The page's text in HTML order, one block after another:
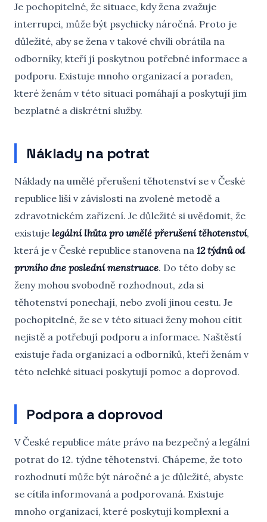
Je pochopitelné, že situace, kdy žena zvažuje
interrupci, může být psychicky náročná. Proto je
důležité, aby se žena v takové chvíli obrátila na
odborníky, kteří jí poskytnou potřebné informace a
podporu. Existuje mnoho organizací a poraden,
které ženám v této situaci pomáhají a poskytují jim
bezplatné a diskrétní služby.
Náklady na potrat
Náklady na umělé přerušení těhotenství se v České
republice liší v závislosti na zvolené metodě a
zdravotnickém zařízení. Je důležité si uvědomit, že
existuje legální lhůta pro umělé přerušení těhotenství,
která je v České republice stanovena na 12 týdnů od
prvního dne poslední menstruace. Do této doby se
ženy mohou svobodně rozhodnout, zda si
těhotenství ponechají, nebo zvolí jinou cestu. Je
pochopitelné, že se v této situaci ženy mohou cítit
nejistě a potřebují podporu a informace. Naštěstí
existuje řada organizací a odborníků, kteří ženám v
této nelehké situaci poskytují pomoc a doprovod.
Podpora a doprovod
V České republice máte právo na bezpečný a legální
potrat do 12. týdne těhotenství. Chápeme, že toto
rozhodnutí může být náročné a je důležité, abyste
se cítila informovaná a podporovaná. Existuje
mnoho organizací, které poskytují komplexní a